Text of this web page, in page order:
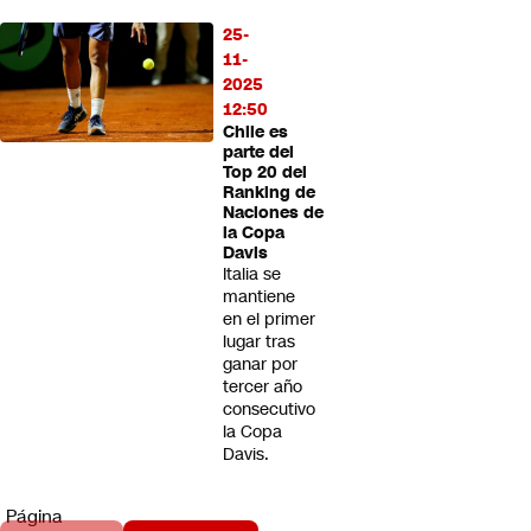
25-
11-
2025
12:50
Chile es
parte del
Top 20 del
Ranking de
Naciones de
la Copa
Davis
Italia se
mantiene
en el primer
lugar tras
ganar por
tercer año
consecutivo
la Copa
Davis.
Página